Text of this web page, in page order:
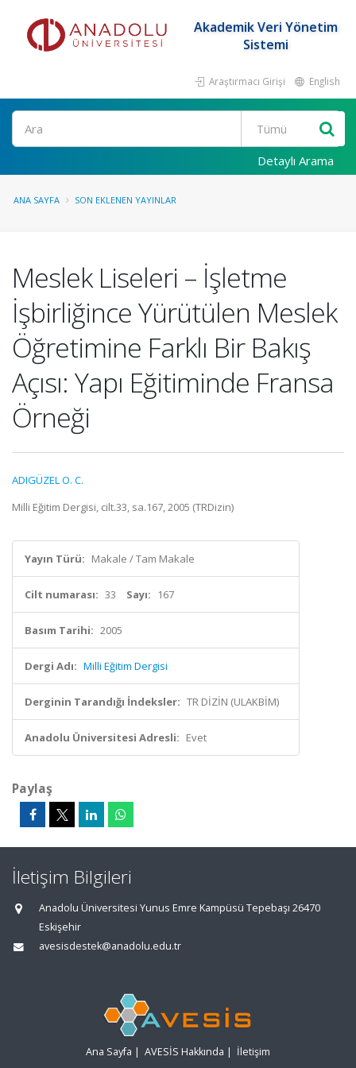
Akademik Veri Yönetim
Sistemi
Araştırmacı Girişi English
Ara
Detaylı Arama
ANA SAYFA SON EKLENEN YAYINLAR
Meslek Liseleri – İşletme
İşbirliğince Yürütülen Meslek
Öğretimine Farklı Bir Bakış
Açısı: Yapı Eğitiminde Fransa
Örneği
ADIGÜZEL O. C.
Milli Eğitim Dergisi, cilt.33, sa.167, 2005 (TRDizin)
Yayın Türü: Makale / Tam Makale
Cilt numarası: 33 Sayı: 167
Basım Tarihi: 2005
Dergi Adı: Milli Eğitim Dergisi
Derginin Tarandığı İndeksler: TR DİZİN (ULAKBİM)
Anadolu Üniversitesi Adresli: Evet
Paylaş
İletişim Bilgileri
Anadolu Üniversitesi Yunus Emre Kampüsü Tepebaşı 26470
Eskişehir
avesisdestek@anadolu.edu.tr
Ana Sayfa | AVESİS Hakkında | İletişim